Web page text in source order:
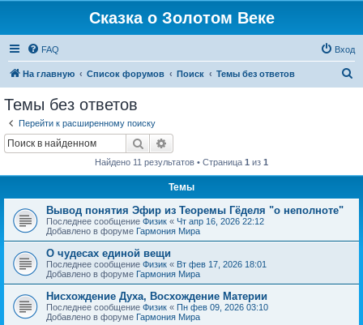
Сказка о Золотом Веке
FAQ Вход
На главную Список форумов Поиск Темы без ответов
Темы без ответов
Перейти к расширенному поиску
Поиск
Найдено 11 результатов • Страница 1 из 1
Темы
Вывод понятия Эфир из Теоремы Гёделя "о неполноте"
Последнее сообщение Физик « Чт апр 16, 2026 22:12
Добавлено в форуме Гармония Мира
О чудесах единой вещи
Последнее сообщение Физик « Вт фев 17, 2026 18:01
Добавлено в форуме Гармония Мира
Нисхождение Духа, Восхождение Материи
Последнее сообщение Физик « Пн фев 09, 2026 03:10
Добавлено в форуме Гармония Мира